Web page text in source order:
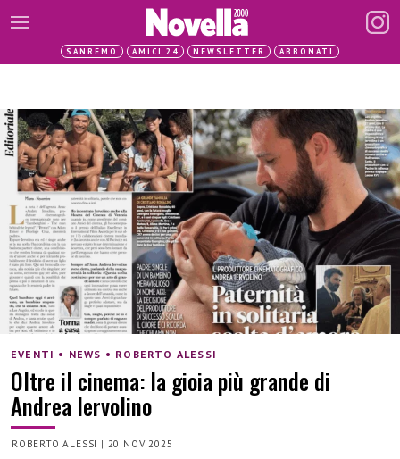
SANREMO AMICI 24 NEWSLETTER ABBONATI
EVENTI • NEWS • ROBERTO ALESSI
Oltre il cinema: la gioia più grande di
Andrea Iervolino
ROBERTO ALESSI | 20 NOV 2025